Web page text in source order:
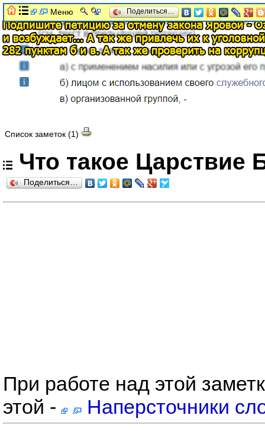
Список заметок (1)
Что такое Царствие
Поделиться…
При работе над этой
этой -
Наперсточники
Меню Поделиться…